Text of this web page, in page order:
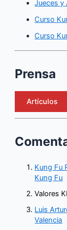
Jueces y
Curso
Curso
Prensa
Artículos
Kung Fu
Kung Fu
Valores
Luis
Valencia